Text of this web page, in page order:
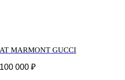
MARMONT GUCCI
000 ₽